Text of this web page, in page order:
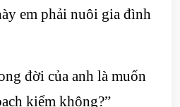
em phải nuôi gia đình
đời của anh là muốn
kiểm không?”